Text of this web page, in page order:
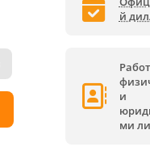
й
и
ми